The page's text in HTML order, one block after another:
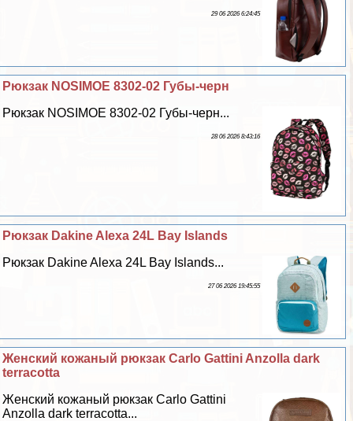
29 06 2026 6:24:45
Рюкзак NOSIMOE 8302-02 Губы-черн
Рюкзак NOSIMOE 8302-02 Губы-черн...
28 06 2026 8:43:16
Рюкзак Dakine Alexa 24L Bay Islands
Рюкзак Dakine Alexa 24L Bay Islands...
27 06 2026 19:45:55
Женский кожаный рюкзак Carlo Gattini Anzolla dark
terracotta
Женский кожаный рюкзак Carlo Gattini
Anzolla dark terracotta...